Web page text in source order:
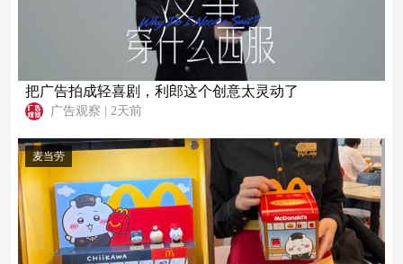
把广告拍成轻喜剧，利郎这个创意太灵动了
广告观察 2天前
麦当劳